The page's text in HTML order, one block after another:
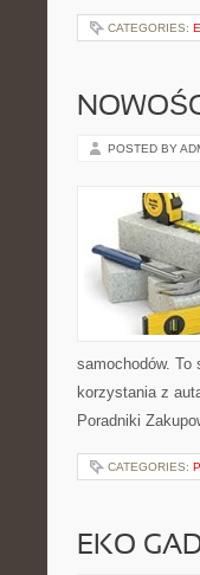
CATEGORIES:
POSTED BY
samochodów.
korzystania z
Poradniki
CATEGORIES:
EKO